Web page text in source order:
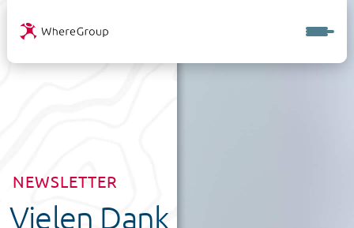
NEWSLETTER
Vielen Dank